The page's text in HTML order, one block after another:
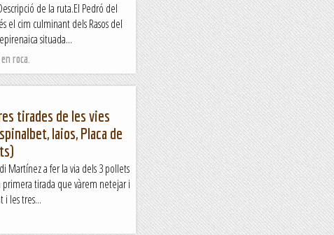
de la ruta.El Pedró del
el cim culminant dels Rasos del
situada...
roca.
tirades de les vies
Iaios, Placa de
Martínez a fer la via dels 3 pollets
primera tirada que vàrem netejar i
i les tres...